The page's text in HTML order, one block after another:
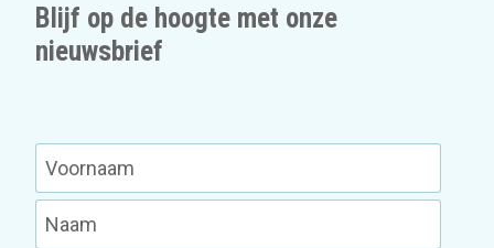
Blijf op de hoogte met onze
nieuwsbrief